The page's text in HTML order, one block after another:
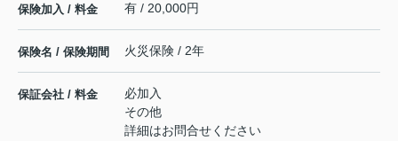
保険加入 / 料金 有 / 20,000円
保険名 / 保険期間 火災保険 / 2年
保証会社 / 料金
必加入
その他
詳細はお問合せください